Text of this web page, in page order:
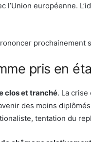
l’Union européenne.
prochainement
pris en
clos et tranché. La
des moins
tentation du